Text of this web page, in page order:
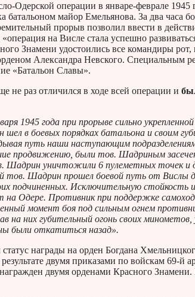
Одерской операции в январе-феврале
майор Емельянова. За два часа
прорыв позволил ввести в
на Висле стала успешно
Знамени удостоились все командиры
Александра Невского. Специальным
«Батальон Славы».
не раз отличился в ходе всей операции и
1945 года при прорыве сильно
шел в боевых порядках батальона и своим
путь наши наступающим
продвижению, были тов. Шадриным
уничтожили 6 пулеметных точек и
тов. Шадрин прошел боевой путь от Вислы
подчиненных. Исключительную
на Одере. Противник при поддержке
момент боя под сильным огнем
на них губительный огонь своих
были откатиться назад».
награды на орден Богдана
двумя приказами по войскам 69-й
двумя орденами Красного